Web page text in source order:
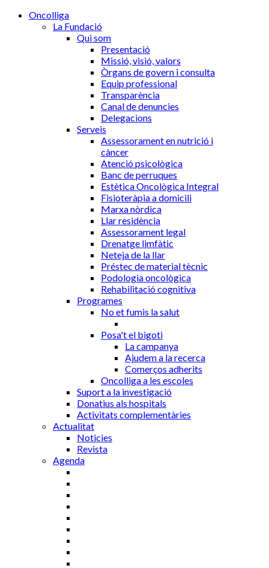
Oncolliga
La Fundació
Qui som
Presentació
Missió, visió, valors
Òrgans de govern i consulta
Equip professional
Transparència
Canal de denuncies
Delegacions
Serveis
Assessorament en nutrició i
càncer
Atenció psicològica
Banc de perruques
Estètica Oncològica Integral
Fisioteràpia a domicili
Marxa nòrdica
Llar residència
Assessorament legal
Drenatge limfàtic
Neteja de la llar
Préstec de material tècnic
Podologia oncològica
Rehabilitació cognitiva
Programes
No et fumis la salut
Posa't el bigoti
La campanya
Ajudem a la recerca
Comerços adherits
Oncolliga a les escoles
Suport a la investigació
Donatius als hospitals
Activitats complementàries
Actualitat
Noticies
Revista
Agenda